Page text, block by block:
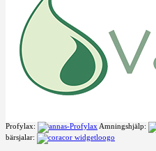
Profylax: Amningshjälp:
bärsjalar: